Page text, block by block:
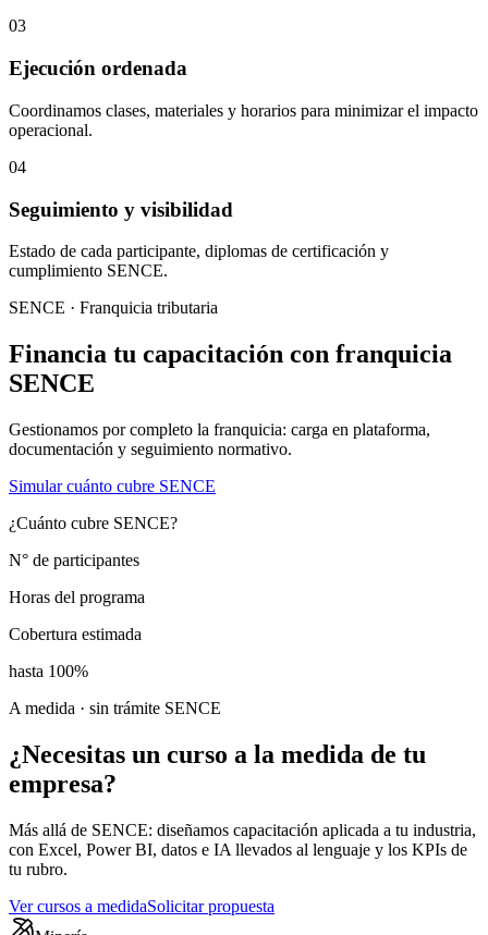
03
Ejecución ordenada
Coordinamos clases, materiales y horarios para minimizar el impacto
operacional.
04
Seguimiento y visibilidad
Estado de cada participante, diplomas de certificación y
cumplimiento SENCE.
SENCE · Franquicia tributaria
Financia tu capacitación con franquicia
SENCE
Gestionamos por completo la franquicia: carga en plataforma,
documentación y seguimiento normativo.
Simular cuánto cubre SENCE
¿Cuánto cubre SENCE?
N° de participantes
Horas del programa
Cobertura estimada
hasta 100%
A medida · sin trámite SENCE
¿Necesitas un curso a la medida de tu
empresa?
Más allá de SENCE: diseñamos capacitación aplicada a tu industria,
con Excel, Power BI, datos e IA llevados al lenguaje y los KPIs de
tu rubro.
Ver cursos a medidaSolicitar propuesta